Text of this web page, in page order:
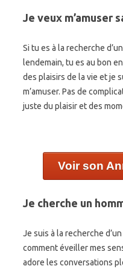
Je veux m’amuser
Si tu es à la recherche
lendemain, tu es au bon
des plaisirs de la vie et je
m’amuser. Pas de
juste du plaisir et des
Voir son
Je cherche un
Je suis à la recherche
comment éveiller mes
adore les conversations